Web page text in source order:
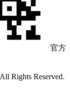
官方
Rights Reserved.